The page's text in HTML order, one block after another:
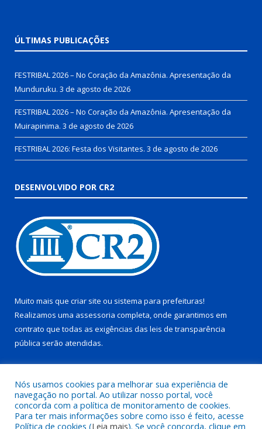
ÚLTIMAS PUBLICAÇÕES
FESTRIBAL 2026 – No Coração da Amazônia. Apresentação da
Munduruku. 3 de agosto de 2026
FESTRIBAL 2026 – No Coração da Amazônia. Apresentação da
Muirapinima. 3 de agosto de 2026
FESTRIBAL 2026: Festa dos Visitantes. 3 de agosto de 2026
DESENVOLVIDO POR CR2
Muito mais que criar site ou sistema para prefeituras!
Realizamos uma assessoria completa, onde garantimos em
contrato que todas as exigências das leis de transparência
pública serão atendidas.
Nós usamos cookies para melhorar sua experiência de
navegação no portal. Ao utilizar nosso portal, você
concorda com a política de monitoramento de cookies.
Para ter mais informações sobre como isso é feito, acesse
Política de cookies (Leia mais). Se você concorda, clique em